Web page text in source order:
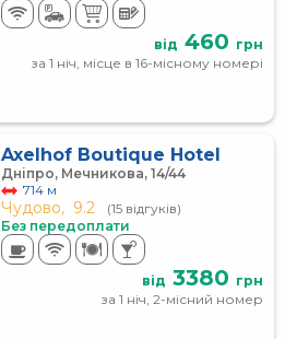
від 460 грн
за 1 ніч, місце в 16-місному номері
Axelhof Boutique Hotel
Дніпро, Мечникова, 14/44
714 м
Чудово, 9.2
(15 відгуків)
Без передоплати
від 3380 грн
за 1 ніч, 2-місний номер